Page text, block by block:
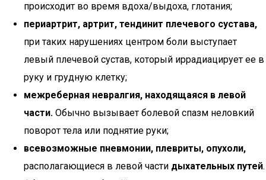
происходит во время вдоха/выдоха, глотания;
периартрит, артрит, тендинит плечевого сустава,
при таких нарушениях центром боли выступает
левый плечевой сустав, который иррадиацирует ее в
руку и грудную клетку;
межреберная невралгия, находящаяся в левой
части. Обычно вызывает болевой спазм неловкий
поворот тела или поднятие руки;
всевозможные пневмонии, плевриты, опухоли,
располагающиеся в левой части дыхательных путей.